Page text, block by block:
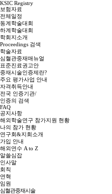
KSIC Registry
보험자료
전체일정
동계학술대회
하계학술대회
학회지소개
Proceedings 검색
학술자료
심혈관중재매뉴얼
표준진료권고안
중재시술인증제란?
주요 평가사업 안내
자격취득안내
전국 인증기관/
인증의 검색
FAQ
공지사항
해외학술연구 참가지원 현황
나의 참가 현황
연구회&지회소개
가입 안내
해외연수 A to Z
알쓸심잡
인사말
회칙
연혁
임원
심혈관중재시술